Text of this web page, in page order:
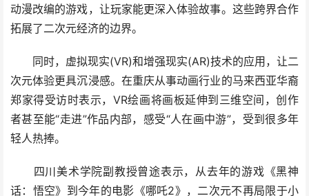
动漫改编的游戏，让玩家能更深入体验故事。这些跨界合作
拓展了二次元经济的边界。
同时，虚拟现实(VR)和增强现实(AR)技术的应用，让二
次元体验更具沉浸感。在重庆从事动画行业的马来西亚华裔
郑家得受访时表示，VR绘画将画板延伸到三维空间，创作
者甚至能“走进”作品内部，感受“人在画中游”，受到很多年
轻人热捧。
四川美术学院副教授曾途表示，从去年的游戏《黑神
话：悟空》到今年的电影《哪吒2》，二次元不再局限于小